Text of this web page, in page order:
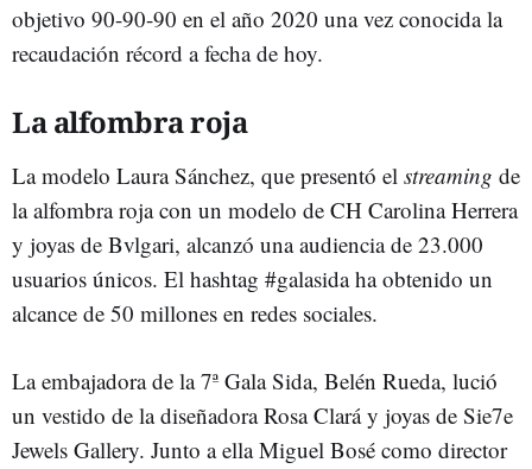
objetivo 90-90-90 en el año 2020 una vez conocida la
recaudación récord a fecha de hoy.
La alfombra roja
La modelo Laura Sánchez, que presentó el streaming de
la alfombra roja con un modelo de CH Carolina Herrera
y joyas de Bvlgari, alcanzó una audiencia de 23.000
usuarios únicos. El hashtag #galasida ha obtenido un
alcance de 50 millones en redes sociales.
La embajadora de la 7ª Gala Sida, Belén Rueda, lució
un vestido de la diseñadora Rosa Clará y joyas de Sie7e
Jewels Gallery. Junto a ella Miguel Bosé como director